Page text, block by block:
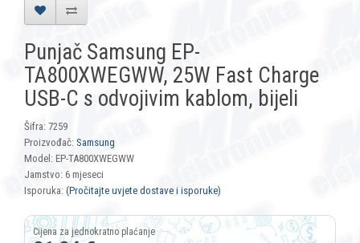
Punjač Samsung EP-
TA800XWEGWW, 25W Fast Charge
USB-C s odvojivim kablom, bijeli
Šifra: 7259
Proizvođač: Samsung
Model: EP-TA800XWEGWW
Jamstvo: 6 mjeseci
Isporuka: (Pročitajte uvjete dostave i isporuke)